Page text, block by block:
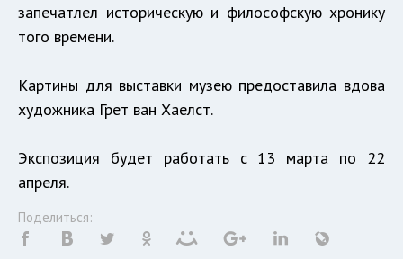
запечатлел историческую и философскую хронику
того времени.
Картины для выставки музею предоставила вдова
художника Грет ван Хаелст.
Экспозиция будет работать с 13 марта по 22
апреля.
Поделиться: